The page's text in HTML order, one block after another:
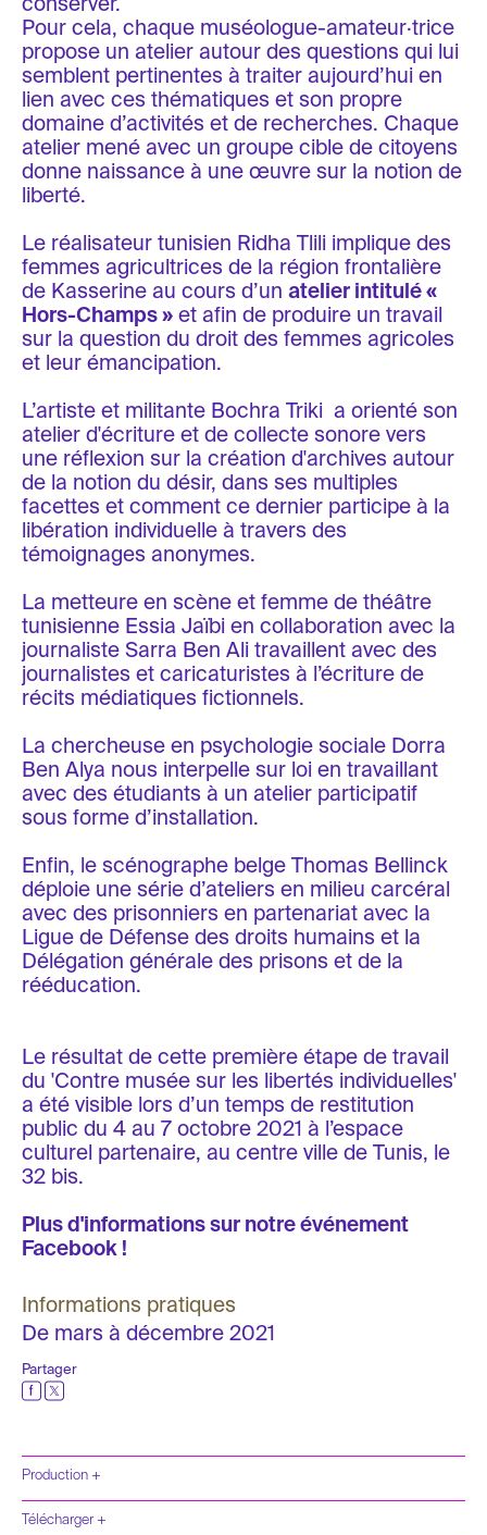
Production +
Télécharger +
conserver.
Pour cela, chaque muséologue-amateur·trice
propose un atelier autour des questions qui lui
semblent pertinentes à traiter aujourd’hui en
lien avec ces thématiques et son propre
domaine d’activités et de recherches. Chaque
atelier mené avec un groupe cible de citoyens
donne naissance à une œuvre sur la notion de
liberté.
Le réalisateur tunisien Ridha Tlili implique des
femmes agricultrices de la région frontalière
de Kasserine au cours d’un atelier intitulé «
Hors-Champs » et afin de produire un travail
sur la question du droit des femmes agricoles
et leur émancipation.
L’artiste et militante Bochra Triki a orienté son
atelier d'écriture et de collecte sonore vers
une réflexion sur la création d'archives autour
de la notion du désir, dans ses multiples
facettes et comment ce dernier participe à la
libération individuelle à travers des
témoignages anonymes.
La metteure en scène et femme de théâtre
tunisienne Essia Jaïbi en collaboration avec la
journaliste Sarra Ben Ali travaillent avec des
journalistes et caricaturistes à l’écriture de
récits médiatiques fictionnels.
La chercheuse en psychologie sociale Dorra
Ben Alya nous interpelle sur loi en travaillant
avec des étudiants à un atelier participatif
sous forme d’installation.
Enfin, le scénographe belge Thomas Bellinck
déploie une série d’ateliers en milieu carcéral
avec des prisonniers en partenariat avec la
Ligue de Défense des droits humains et la
Délégation générale des prisons et de la
rééducation.
Le résultat de cette première étape de travail
du 'Contre musée sur les libertés individuelles'
a été visible lors d’un temps de restitution
public du 4 au 7 octobre 2021 à l’espace
culturel partenaire, au centre ville de Tunis, le
32 bis.
Plus d'informations sur notre événement
Facebook !
Informations pratiques
De mars à décembre 2021
Partager